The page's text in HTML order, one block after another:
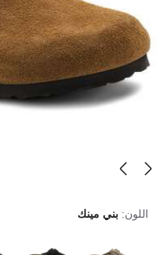
اللون: بني مينك